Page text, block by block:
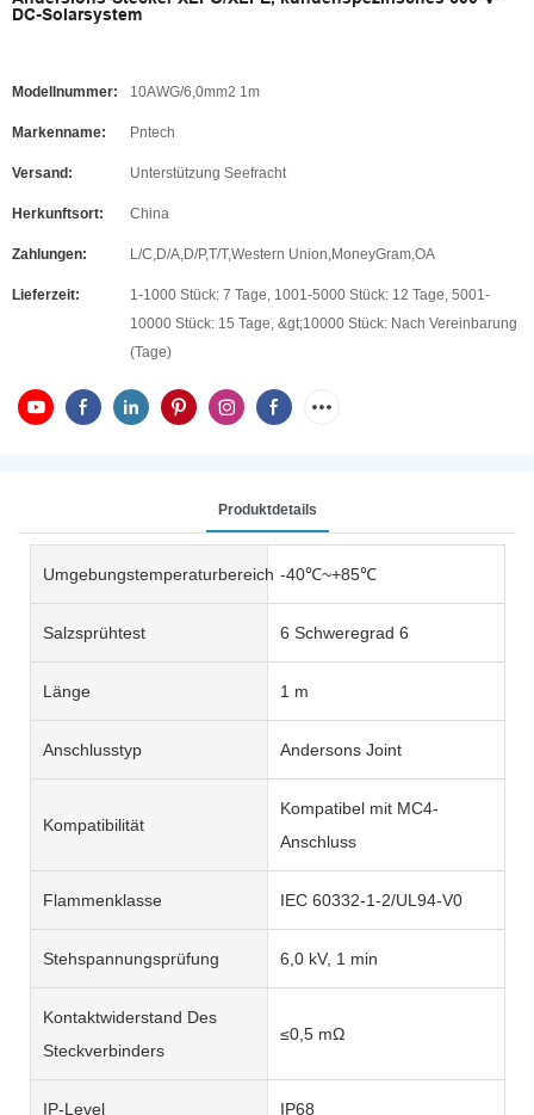
DC-Solarsystem
Modellnummer: 10AWG/6,0mm2 1m
Markenname: Pntech
Versand: Unterstützung Seefracht
Herkunftsort: China
Zahlungen: L/C,D/A,D/P,T/T,Western Union,MoneyGram,OA
Lieferzeit:
1-1000 Stück: 7 Tage, 1001-5000 Stück: 12 Tage, 5001-
10000 Stück: 15 Tage, &gt;10000 Stück: Nach Vereinbarung
(Tage)
Produktdetails
Umgebungstemperaturbereich -40℃~+85℃
Salzsprühtest 6 Schweregrad 6
Länge 1 m
Anschlusstyp Andersons Joint
Kompatibilität
Kompatibel mit MC4-
Anschluss
Flammenklasse IEC 60332-1-2/UL94-V0
Stehspannungsprüfung 6,0 kV, 1 min
Kontaktwiderstand Des
Steckverbinders
≤0,5 mΩ
IP-Level IP68